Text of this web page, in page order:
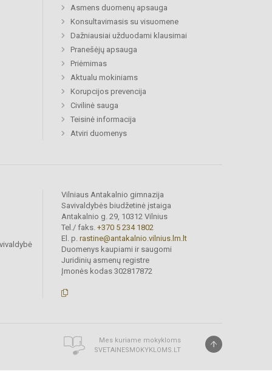
Asmens duomenų apsauga
Konsultavimasis su visuomene
Dažniausiai užduodami klausimai
Pranešėjų apsauga
Priėmimas
Aktualu mokiniams
Korupcijos prevencija
Civilinė sauga
Teisinė informacija
Atviri duomenys
Vilniaus Antakalnio gimnazija
Savivaldybės biudžetinė įstaiga
Antakalnio g. 29, 10312 Vilnius
Tel./ faks. +370 5 234 1802
El. p. rastine@antakalnio.vilnius.lm.lt
Duomenys kaupiami ir saugomi
Juridinių asmenų registre
Įmonės kodas 302817872
Mes kuriame mokykloms
SVETAINESMOKYKLOMS.LT